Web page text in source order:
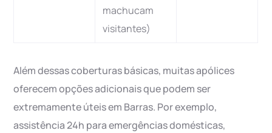
machucam
visitantes)
Além dessas coberturas básicas, muitas apólices
oferecem opções adicionais que podem ser
extremamente úteis em Barras. Por exemplo,
assistência 24h para emergências domésticas,